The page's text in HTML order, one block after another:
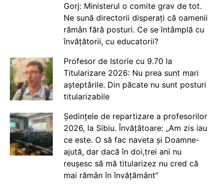
Gorj: Ministerul o comite grav de tot.
Ne sună directorii disperați că oamenii
rămân fără posturi. Ce se întâmplă cu
învățătorii, cu educatorii?
Profesor de Istorie cu 9.70 la
Titularizare 2026: Nu prea sunt mari
așteptările. Din păcate nu sunt posturi
titularizabile
Ședințele de repartizare a profesorilor
2026, la Sibiu. Învățătoare: „Am zis iau
ce este. O să fac naveta și Doamne-
ajută, dar dacă în doi,trei ani nu
reușesc să mă titularizez nu cred că
mai rămân în învățământ”